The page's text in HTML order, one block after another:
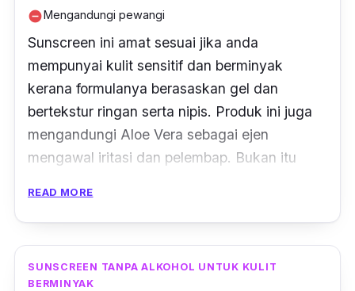
remove_circleMengandungi pewangi
Sunscreen ini amat sesuai jika anda
mempunyai kulit sensitif dan berminyak
kerana formulanya berasaskan gel dan
bertekstur ringan serta nipis. Produk ini juga
mengandungi Aloe Vera sebagai ejen
mengawal iritasi dan pelembap. Bukan itu
READ MORE
SUNSCREEN TANPA ALKOHOL UNTUK KULIT
BERMINYAK